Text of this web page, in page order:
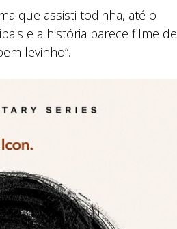
que assisti todinha, até o
e a história parece filme de
levinho”.